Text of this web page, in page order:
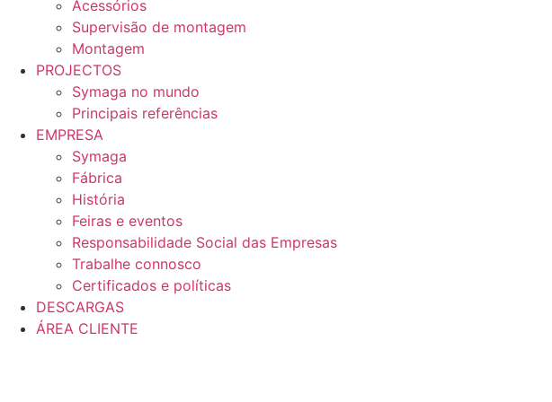
Acessórios
Supervisão de montagem
Montagem
PROJECTOS
Symaga no mundo
Principais referências
EMPRESA
Symaga
Fábrica
História
Feiras e eventos
Responsabilidade Social das Empresas
Trabalhe connosco
Certificados e políticas
DESCARGAS
ÁREA CLIENTE